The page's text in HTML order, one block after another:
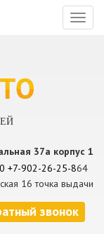
37а корпус 1
+7-902-26-25-864
16 точка выдачи
звонок